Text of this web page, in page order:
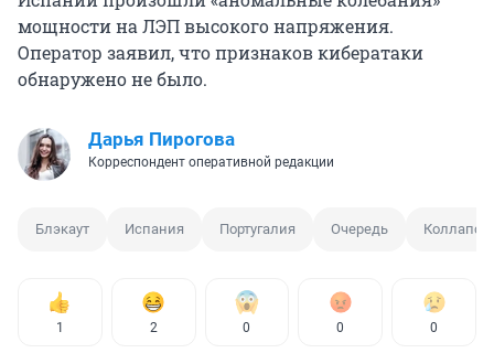
мощности на ЛЭП высокого напряжения.
Оператор заявил, что признаков кибератаки
обнаружено не было.
Дарья Пирогова
Корреспондент оперативной редакции
Блэкаут Испания Португалия Очередь Коллапс
1 2 0 0 0